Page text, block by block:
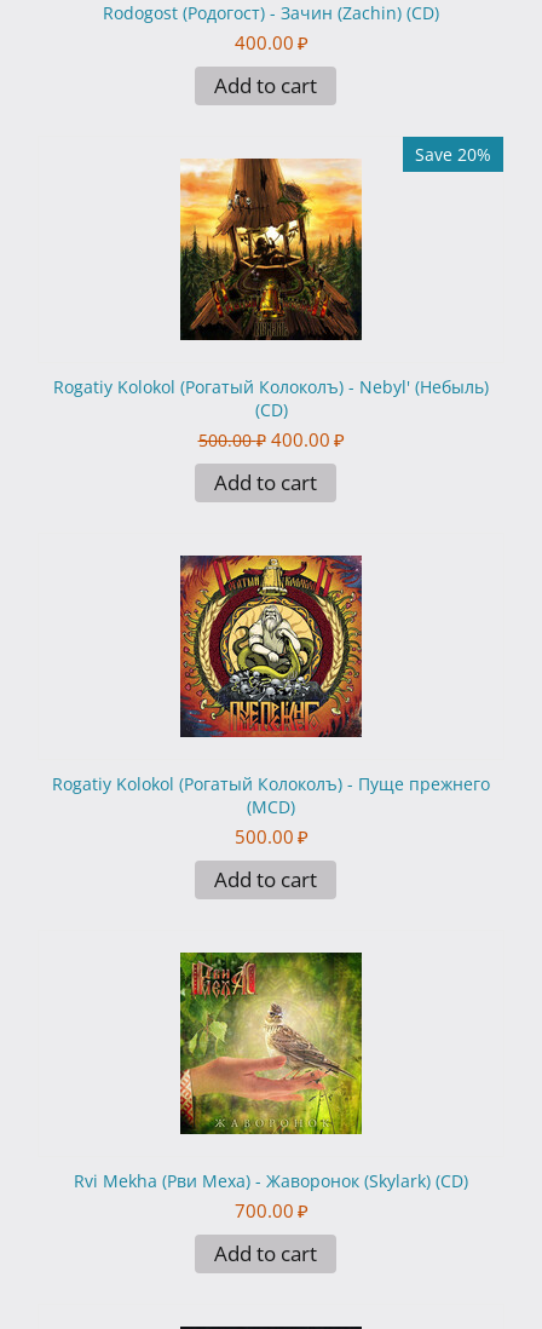
Rodogost (Родогост) - Зачин (Zachin) (CD)
400.00 ₽
Add to cart
Save 20%
Rogatiy Kolokol (Рогатый Колоколъ) - Nebyl' (Небыль)
(CD)
500.00 ₽ 400.00 ₽
Add to cart
Rogatiy Kolokol (Рогатый Колоколъ) - Пуще прежнего
(MCD)
500.00 ₽
Add to cart
Rvi Mekha (Рви Меха) - Жаворонок (Skylark) (CD)
700.00 ₽
Add to cart